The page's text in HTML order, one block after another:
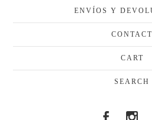
ENVÍOS Y
CONTACT
CART
SEARCH